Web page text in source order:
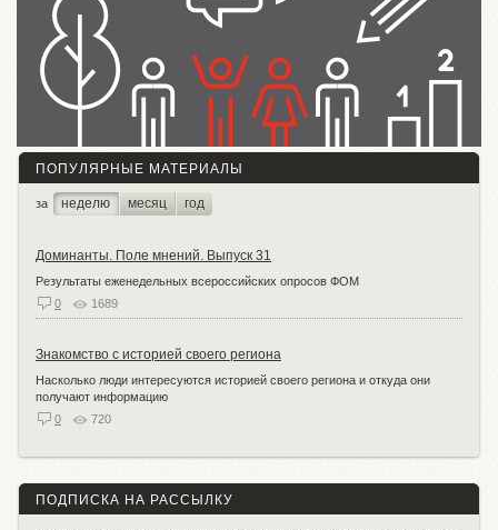
ПОПУЛЯРНЫЕ МАТЕРИАЛЫ
за неделю месяц год
Доминанты. Поле мнений. Выпуск 31
Результаты еженедельных всероссийских опросов ФОМ
0
1689
Знакомство с историей своего региона
Насколько люди интересуются историей своего региона и откуда они
получают информацию
0
720
ПОДПИСКА НА РАССЫЛКУ